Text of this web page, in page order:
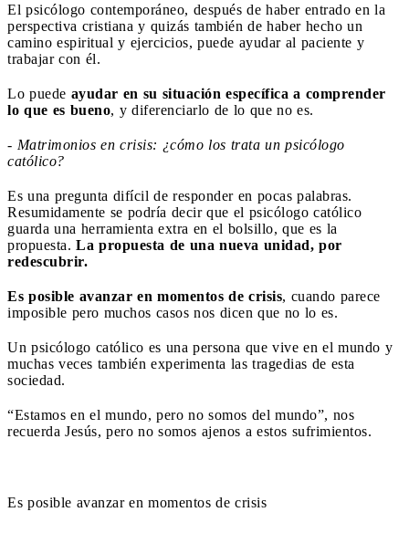
El psicólogo contemporáneo, después de haber entrado en la
perspectiva cristiana y quizás también de haber hecho un
camino espiritual y ejercicios, puede ayudar al paciente y
trabajar con él.
Lo puede ayudar en su situación específica a comprender
lo que es bueno, y diferenciarlo de lo que no es.
- Matrimonios en crisis: ¿cómo los trata un psicólogo
católico?
Es una pregunta difícil de responder en pocas palabras.
Resumidamente se podría decir que el psicólogo católico
guarda una herramienta extra en el bolsillo, que es la
propuesta. La propuesta de una nueva unidad, por
redescubrir.
Es posible avanzar en momentos de crisis, cuando parece
imposible pero muchos casos nos dicen que no lo es.
Un psicólogo católico es una persona que vive en el mundo y
muchas veces también experimenta las tragedias de esta
sociedad.
“Estamos en el mundo, pero no somos del mundo”, nos
recuerda Jesús, pero no somos ajenos a estos sufrimientos.
Es posible avanzar en momentos de crisis